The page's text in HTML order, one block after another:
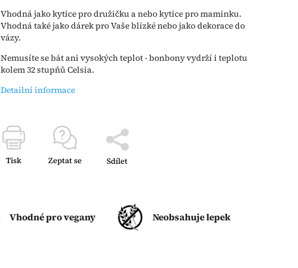
Vhodná jako kytice pro družičku a nebo kytice pro maminku.
Vhodná také jako dárek pro Vaše blízké nebo jako dekorace do
vázy.
Nemusíte se bát ani vysokých teplot - bonbony vydrží i teplotu
kolem 32 stupňů Celsia.
Detailní informace
Tisk Zeptat se Sdílet
Vhodné pro vegany Neobsahuje lepek